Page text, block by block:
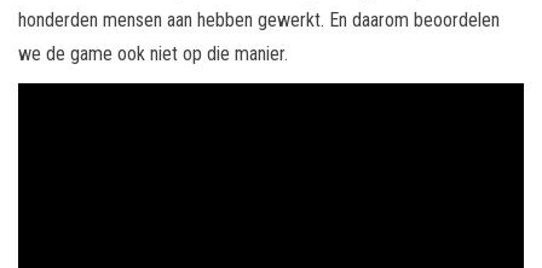
honderden mensen aan hebben gewerkt. En daarom beoordelen
we de game ook niet op die manier.